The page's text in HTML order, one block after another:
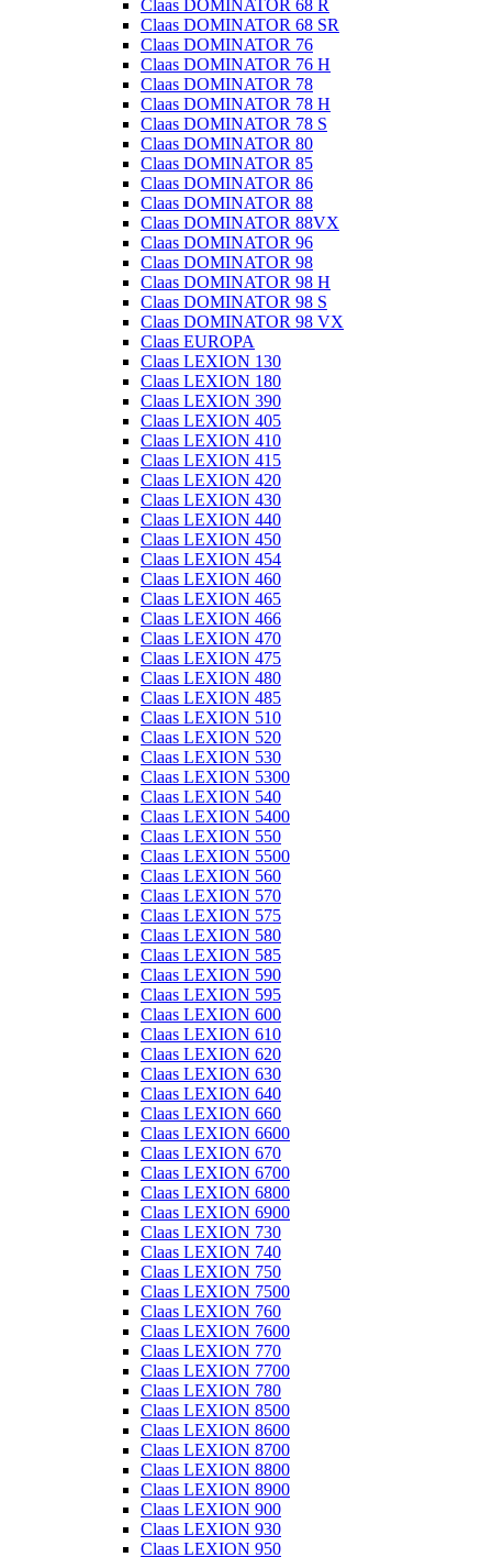
Claas DOMINATOR 68 R
Claas DOMINATOR 68 SR
Claas DOMINATOR 76
Claas DOMINATOR 76 H
Claas DOMINATOR 78
Claas DOMINATOR 78 H
Claas DOMINATOR 78 S
Claas DOMINATOR 80
Claas DOMINATOR 85
Claas DOMINATOR 86
Claas DOMINATOR 88
Claas DOMINATOR 88VX
Claas DOMINATOR 96
Claas DOMINATOR 98
Claas DOMINATOR 98 H
Claas DOMINATOR 98 S
Claas DOMINATOR 98 VX
Claas EUROPA
Claas LEXION 130
Claas LEXION 180
Claas LEXION 390
Claas LEXION 405
Claas LEXION 410
Claas LEXION 415
Claas LEXION 420
Claas LEXION 430
Claas LEXION 440
Claas LEXION 450
Claas LEXION 454
Claas LEXION 460
Claas LEXION 465
Claas LEXION 466
Claas LEXION 470
Claas LEXION 475
Claas LEXION 480
Claas LEXION 485
Claas LEXION 510
Claas LEXION 520
Claas LEXION 530
Claas LEXION 5300
Claas LEXION 540
Claas LEXION 5400
Claas LEXION 550
Claas LEXION 5500
Claas LEXION 560
Claas LEXION 570
Claas LEXION 575
Claas LEXION 580
Claas LEXION 585
Claas LEXION 590
Claas LEXION 595
Claas LEXION 600
Claas LEXION 610
Claas LEXION 620
Claas LEXION 630
Claas LEXION 640
Claas LEXION 660
Claas LEXION 6600
Claas LEXION 670
Claas LEXION 6700
Claas LEXION 6800
Claas LEXION 6900
Claas LEXION 730
Claas LEXION 740
Claas LEXION 750
Claas LEXION 7500
Claas LEXION 760
Claas LEXION 7600
Claas LEXION 770
Claas LEXION 7700
Claas LEXION 780
Claas LEXION 8500
Claas LEXION 8600
Claas LEXION 8700
Claas LEXION 8800
Claas LEXION 8900
Claas LEXION 900
Claas LEXION 930
Claas LEXION 950